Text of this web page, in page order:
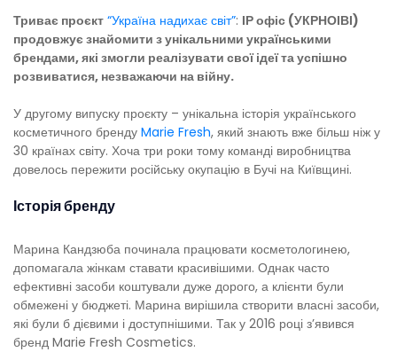
Триває проєкт “Україна надихає світ”: ІР офіс (УКРНОІВІ)
продовжує знайомити з унікальними українськими
брендами, які змогли реалізувати свої ідеї та успішно
розвиватися, незважаючи на війну.
У другому випуску проєкту – унікальна історія українського
косметичного бренду Marie Fresh, який знають вже більш ніж у
30 країнах світу. Хоча три роки тому команді виробництва
довелось пережити російську окупацію в Бучі на Київщині.
Історія бренду
Марина Кандзюба починала працювати косметологинею,
допомагала жінкам ставати красивішими. Однак часто
ефективні засоби коштували дуже дорого, а клієнти були
обмежені у бюджеті. Марина вирішила створити власні засоби,
які були б дієвими і доступнішими. Так у 2016 році зʼявився
бренд Marie Fresh Cosmetics.